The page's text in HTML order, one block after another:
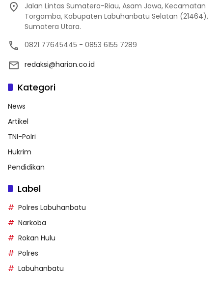
Jalan Lintas Sumatera-Riau, Asam Jawa, Kecamatan
Torgamba, Kabupaten Labuhanbatu Selatan (21464),
Sumatera Utara.
0821 77645445 - 0853 6155 7289
redaksi@harian.co.id
Kategori
News
Artikel
TNI-Polri
Hukrim
Pendidikan
Label
Polres Labuhanbatu
Narkoba
Rokan Hulu
Polres
Labuhanbatu